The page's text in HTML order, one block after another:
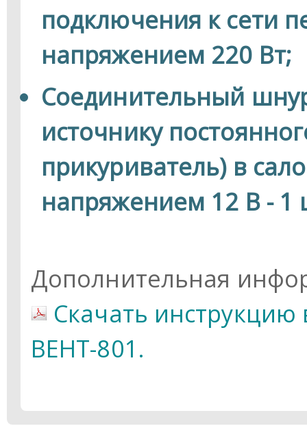
подключения к сети
напряжением 220 Вт;
Соединительный
источнику
прикуриватель) в
напряжением 12 В - 1
Дополнительная
Скачать
ВЕНТ-801.